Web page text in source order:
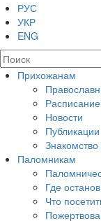
РУС
УКР
ENG
Прихожанам
Новости
Публикации
Паломникам
Где
Что